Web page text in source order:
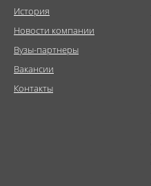
История
Новости компании
Вузы-партнеры
Вакансии
Контакты